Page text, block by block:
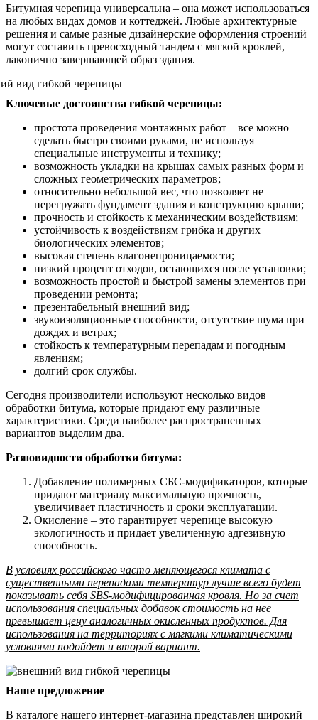
Битумная черепица универсальна – она может использоваться
на любых видах домов и коттеджей. Любые архитектурные
решения и самые разные дизайнерские оформления строений
могут составить превосходный тандем с мягкой кровлей,
лаконично завершающей образ здания.
Ключевые достоинства гибкой черепицы:
простота проведения монтажных работ – все можно
сделать быстро своими руками, не используя
специальные инструменты и технику;
возможность укладки на крышах самых разных форм и
сложных геометрических параметров;
относительно небольшой вес, что позволяет не
перегружать фундамент здания и конструкцию крыши;
прочность и стойкость к механическим воздействиям;
устойчивость к воздействиям грибка и других
биологических элементов;
высокая степень влагонепроницаемости;
низкий процент отходов, остающихся после установки;
возможность простой и быстрой замены элементов при
проведении ремонта;
презентабельный внешний вид;
звукоизоляционные способности, отсутствие шума при
дождях и ветрах;
стойкость к температурным перепадам и погодным
явлениям;
долгий срок службы.
Сегодня производители используют несколько видов
обработки битума, которые придают ему различные
характеристики. Среди наиболее распространенных
вариантов выделим два.
Разновидности обработки битума:
Добавление полимерных СБС-модификаторов, которые
придают материалу максимальную прочность,
увеличивает пластичность и сроки эксплуатации.
Окисление – это гарантирует черепице высокую
экологичность и придает увеличенную адгезивную
способность.
В условиях российского часто меняющегося климата с
существенными перепадами температур лучше всего будет
показывать себя SBS-модифицированная кровля. Но за счет
использования специальных добавок стоимость на нее
превышает цену аналогичных окисленных продуктов. Для
использования на территориях с мягкими климатическими
условиями подойдет и второй вариант.
Наше предложение
В каталоге нашего интернет-магазина представлен широкий